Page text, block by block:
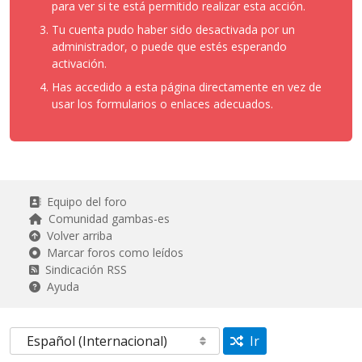
para ver si te está permitido realizar esta acción.
Tu cuenta pudo haber sido desactivada por un
administrador, o puede que estés esperando
activación.
Has accedido a esta página directamente en vez de
usar los formularios o enlaces adecuados.
Equipo del foro
Comunidad gambas-es
Volver arriba
Marcar foros como leídos
Sindicación RSS
Ayuda
Ir